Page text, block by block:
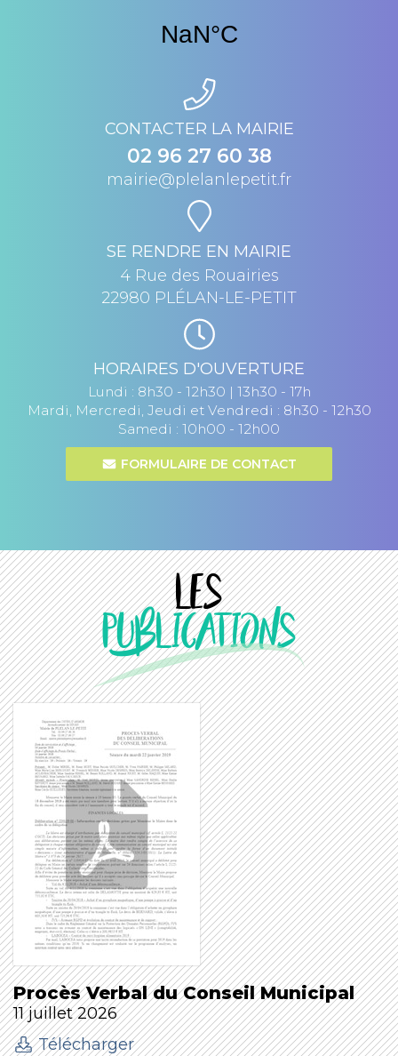
CONTACTER LA MAIRIE
02 96 27 60 38
mairie@plelanlepetit.fr
SE RENDRE EN MAIRIE
4 Rue des Rouairies
22980 PLÉLAN-LE-PETIT
HORAIRES D'OUVERTURE
Lundi : 8h30 - 12h30 | 13h30 - 17h
Mardi, Mercredi, Jeudi et Vendredi : 8h30 - 12h30
Samedi : 10h00 - 12h00
FORMULAIRE DE CONTACT
Les
Publications
Procès Verbal du Conseil Municipal
11 juillet 2026
Télécharger